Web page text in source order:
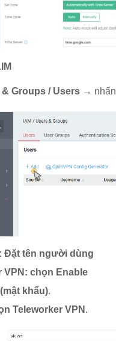
& Groups / Users → nhấn
Đặt tên người dùng
VPN: chọn Enable
khẩu).
Teleworker VPN .